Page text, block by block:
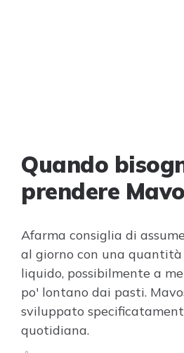
Quando
prendere
Afarma consiglia di
al giorno con una
liquido, possibilmente a
po' lontano dai pasti.
sviluppato
quotidiana.